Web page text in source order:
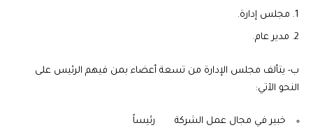
مجلس إدارة.
مدير عام.
‌ب- يتألف مجلس الإدارة من تسعة أعضاء بمن فيهم الرئيس على
النحو الآتي:
خبير في مجال عمل الشركة رئيساً